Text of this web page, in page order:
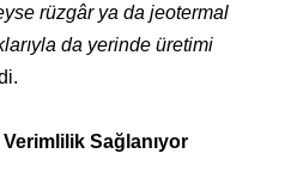
rüzgâr ya da jeotermal
da yerinde üretimi
Sağlanıyor